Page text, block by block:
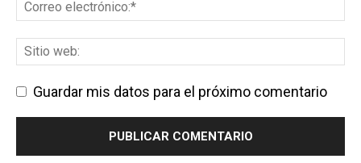
Guardar mis datos para el próximo comentario